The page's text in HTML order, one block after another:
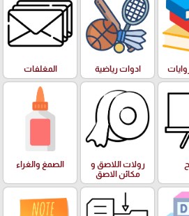
ادوات رياضية المغلفات
رولات اللاصق و
مكائن الاصق
الصمغ والغراء